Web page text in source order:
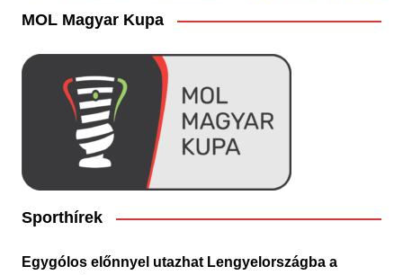
MOL Magyar Kupa
Sporthírek
Egygólos előnnyel utazhat Lengyelországba a